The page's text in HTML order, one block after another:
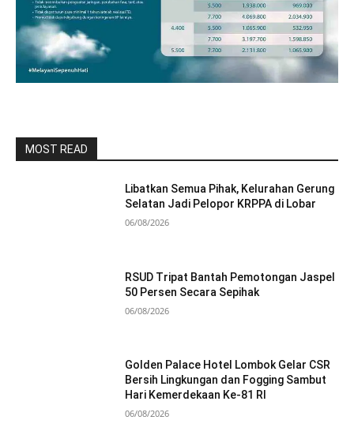
MOST READ
Libatkan Semua Pihak, Kelurahan Gerung
Selatan Jadi Pelopor KRPPA di Lobar
06/08/2026
RSUD Tripat Bantah Pemotongan Jaspel
50 Persen Secara Sepihak
06/08/2026
Golden Palace Hotel Lombok Gelar CSR
Bersih Lingkungan dan Fogging Sambut
Hari Kemerdekaan Ke-81 RI
06/08/2026